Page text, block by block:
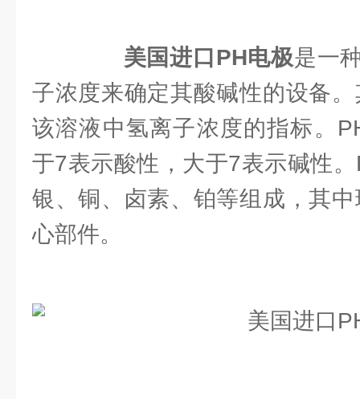
美国进口PH电极是一
子浓度来确定其酸碱性的设备
该溶液中氢离子浓度的指标。
于7表示酸性，大于7表示碱性
银、铜、卤素、铂等组成，其
心部件。